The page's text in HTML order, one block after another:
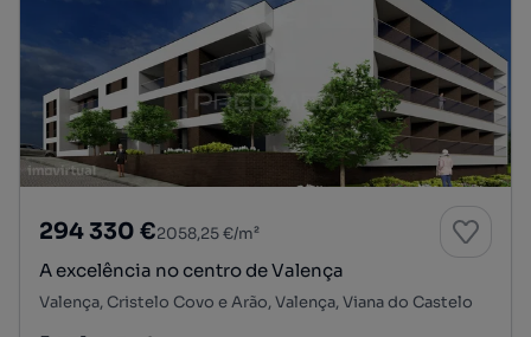
294 330 €2058,25 €/m²
A excelência no centro de Valença
Valença, Cristelo Covo e Arão, Valença, Viana do Castelo